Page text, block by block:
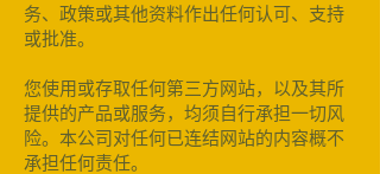
务、政策或其他资料作出任何认可、支持
或批准。
您使用或存取任何第三方网站，以及其所
提供的产品或服务，均须自行承担一切风
险。本公司对任何已连结网站的内容概不
承担任何责任。